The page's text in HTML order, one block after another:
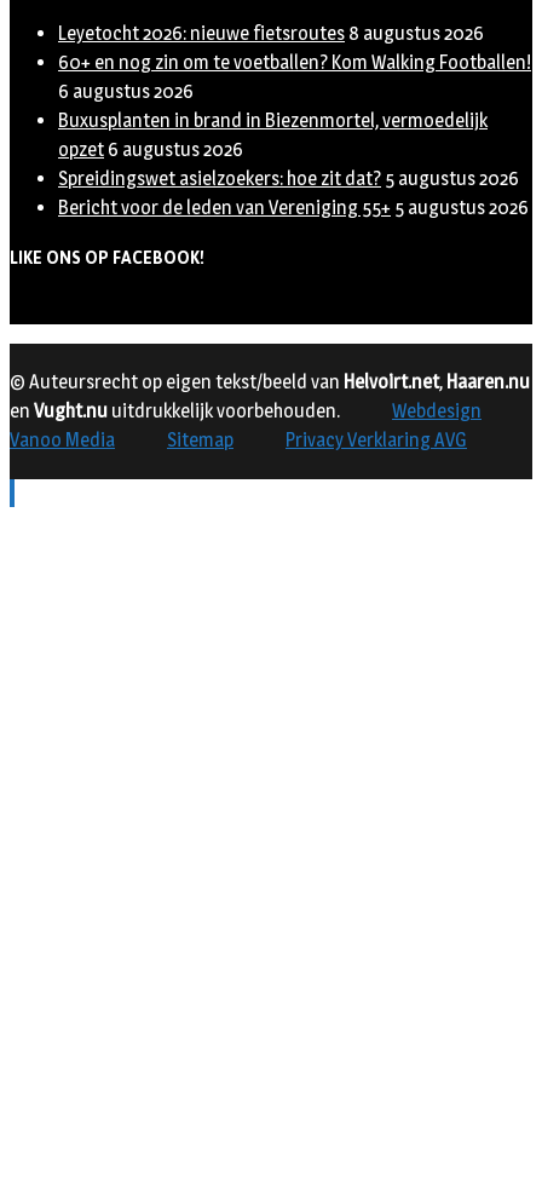
Leyetocht 2026: nieuwe fietsroutes 8 augustus 2026
60+ en nog zin om te voetballen? Kom Walking Footballen!
6 augustus 2026
Buxusplanten in brand in Biezenmortel, vermoedelijk
opzet 6 augustus 2026
Spreidingswet asielzoekers: hoe zit dat? 5 augustus 2026
Bericht voor de leden van Vereniging 55+ 5 augustus 2026
LIKE ONS OP FACEBOOK!
© Auteursrecht op eigen tekst/beeld van Helvoirt.net, Haaren.nu
en Vught.nu uitdrukkelijk voorbehouden.
Webdesign
Vanoo Media
Sitemap Privacy Verklaring AVG